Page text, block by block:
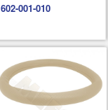
602-001-010